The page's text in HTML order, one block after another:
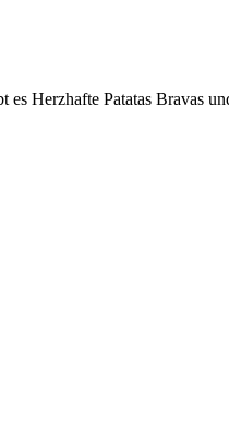
Herzhafte Patatas Bravas